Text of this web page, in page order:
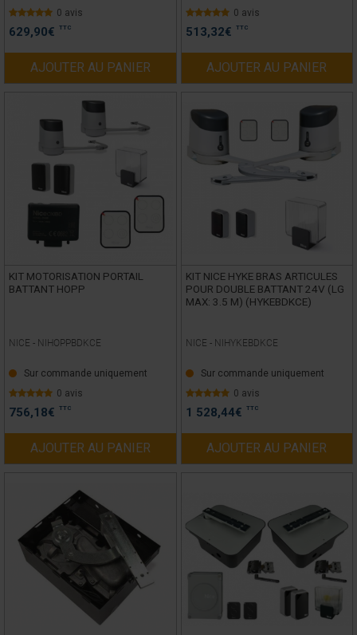
0 avis
629,90€ TTC
AJOUTER AU PANIER
0 avis
513,32€ TTC
AJOUTER AU PANIER
KIT MOTORISATION PORTAIL
BATTANT HOPP
NICE - NIHOPPBDKCE
Sur commande uniquement
0 avis
756,18€ TTC
AJOUTER AU PANIER
KIT NICE HYKE BRAS ARTICULES
POUR DOUBLE BATTANT 24V (LG
MAX: 3.5 M) (HYKEBDKCE)
NICE - NIHYKEBDKCE
Sur commande uniquement
0 avis
1 528,44€ TTC
AJOUTER AU PANIER